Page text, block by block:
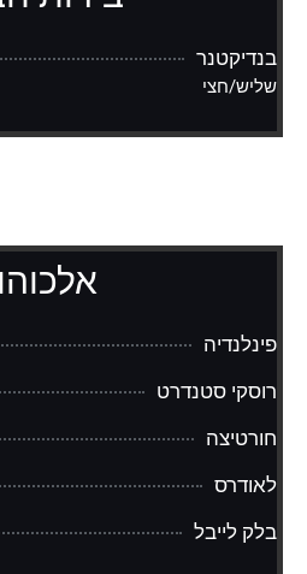
בנדיקטנר
שליש/חצי
פינלנדיה
רוסקי סטנדרט
חורטיצה
לאודרס
בלק לייבל